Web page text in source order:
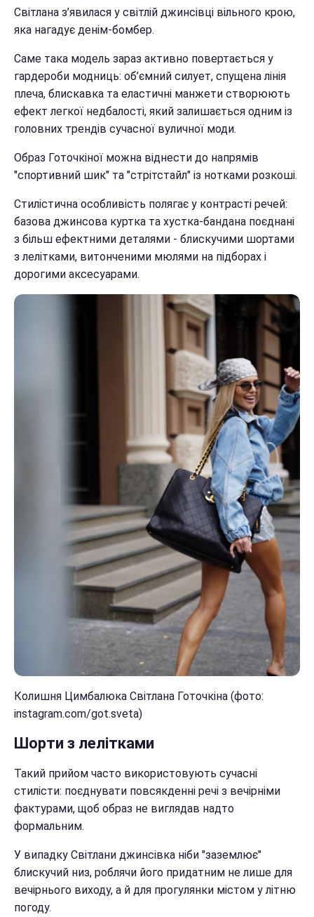
Світлана з’явилася у світлій джинсівці вільного крою,
яка нагадує денім-бомбер.
Саме така модель зараз активно повертається у
гардероби модниць: об’ємний силует, спущена лінія
плеча, блискавка та еластичні манжети створюють
ефект легкої недбалості, який залишається одним із
головних трендів сучасної вуличної моди.
Образ Готочкіної можна віднести до напрямів
"спортивний шик" та "стрітстайл" із нотками розкоші.
Стилістична особливість полягає у контрасті речей:
базова джинсова куртка та хустка-бандана поєднані
з більш ефектними деталями - блискучими шортами
з лелітками, витонченими мюлями на підборах і
дорогими аксесуарами.
Колишня Цимбалюка Світлана Готочкіна (фото:
instagram.com/got.sveta)
Шорти з лелітками
Такий прийом часто використовують сучасні
стилісти: поєднувати повсякденні речі з вечірніми
фактурами, щоб образ не виглядав надто
формальним.
У випадку Світлани джинсівка ніби "заземлює"
блискучий низ, роблячи його придатним не лише для
вечірнього виходу, а й для прогулянки містом у літню
погоду.